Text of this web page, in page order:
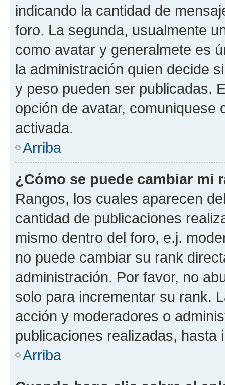
indicando la cantidad de
foro. La segunda, usualmente
como avatar y generalmete es
la administración quien decide
y peso pueden ser publicadas.
opción de avatar, comuniquese
activada.
Arriba
¿Cómo se puede cambiar mi
Rangos, los cuales aparecen
cantidad de publicaciones
mismo dentro del foro, e.j.
no puede cambiar su rank
administración. Por favor, no
solo para incrementar su rank.
acción y moderadores o
publicaciones realizadas, hasta
Arriba